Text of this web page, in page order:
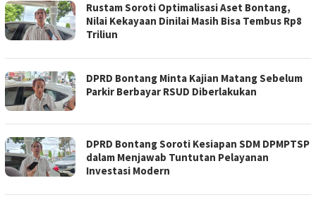
Rustam Soroti Optimalisasi Aset Bontang,
Nilai Kekayaan Dinilai Masih Bisa Tembus Rp8
Triliun
DPRD Bontang Minta Kajian Matang Sebelum
Parkir Berbayar RSUD Diberlakukan
DPRD Bontang Soroti Kesiapan SDM DPMPTSP
dalam Menjawab Tuntutan Pelayanan
Investasi Modern